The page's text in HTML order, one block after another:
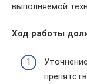
выполняемой
Ход работы